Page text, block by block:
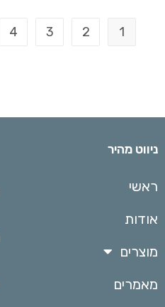
1
2
3
4
ניווט מהיר
ראשי
אודות
מוצרים
מאמרים